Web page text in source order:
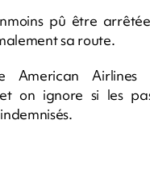
pû être
sa route.
American Airlines
on ignore si les